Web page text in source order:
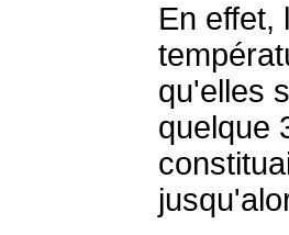
En effet,
qu'elles
quelque